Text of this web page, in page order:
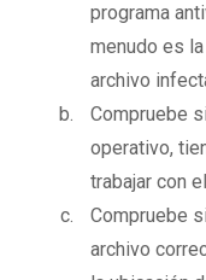
programa
menudo es
archivo
Compruebe
operativo,
trabajar con
Compruebe
archivo